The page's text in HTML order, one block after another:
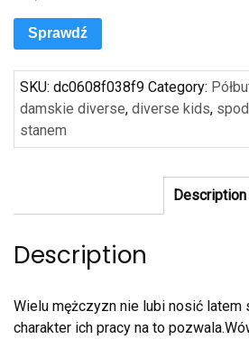
Sprawdź
SKU: dc0608f038f9 Category:
damskie diverse, diverse kids,
stanem
Description
Description
Wielu mężczyzn nie lubi nosić latem
charakter ich pracy na to